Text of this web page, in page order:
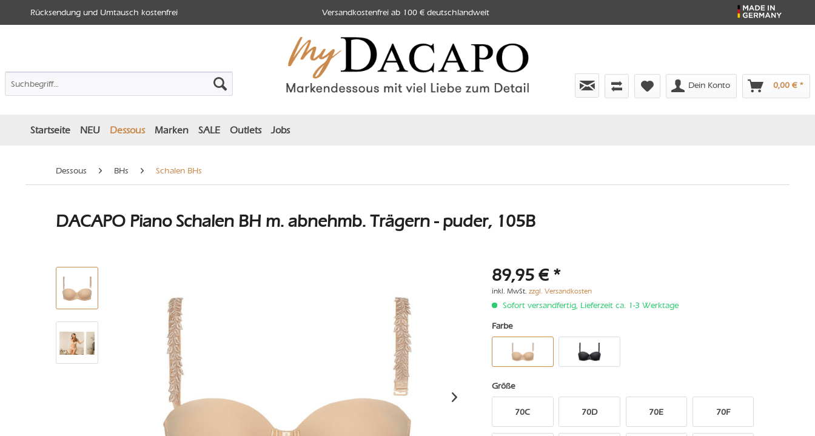
Rücksendung und Umtausch kostenfrei Versandkostenfrei ab 100 € deutschlandweit
Dein Konto 0,00 € *
Startseite NEU Dessous Marken SALE Outlets Jobs
Dessous BHs Schalen BHs
DACAPO Piano Schalen BH m. abnehmb. Trägern - puder, 105B
89,95 € *
inkl. MwSt.zzgl. Versandkosten
Sofort versandfertig, Lieferzeit ca. 1-3 Werktage
Farbe
Größe
70C 70D 70E 70F